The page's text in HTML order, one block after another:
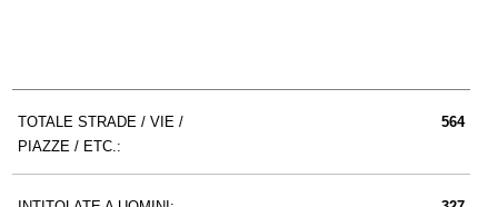
TOTALE STRADE / VIE /
PIAZZE / ETC.:
564